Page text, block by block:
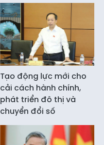
Tạo động lực mới cho
cải cách hành chính,
phát triển đô thị và
chuyển đổi số